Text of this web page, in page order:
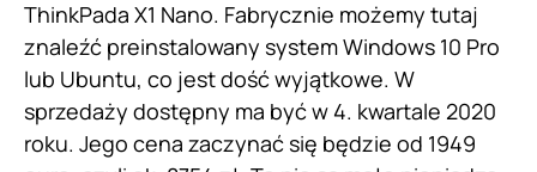
ThinkPada X1 Nano. Fabrycznie możemy tutaj
znaleźć preinstalowany system Windows 10 Pro
lub Ubuntu, co jest dość wyjątkowe. W
sprzedaży dostępny ma być w 4. kwartale 2020
roku. Jego cena zaczynać się będzie od 1949